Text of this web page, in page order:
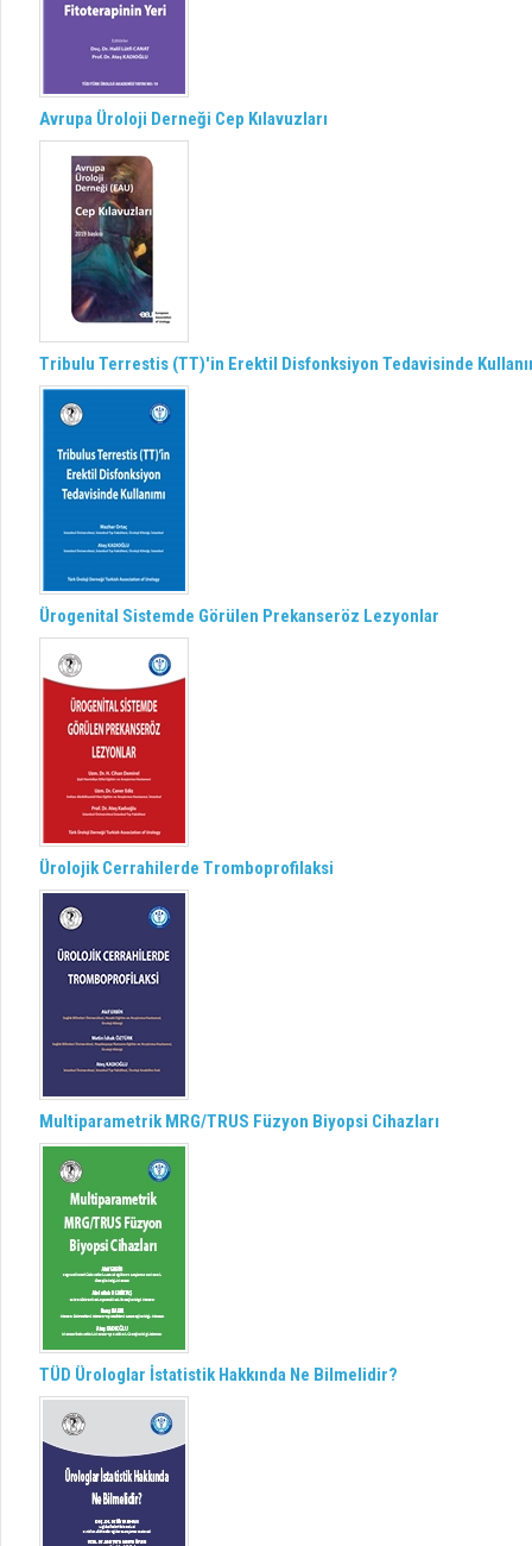
Avrupa Üroloji Derneği Cep Kılavuzları
Tribulu Terrestis (TT)'in Erektil Disfonksiyon Tedavisinde
Ürogenital Sistemde Görülen Prekanseröz Lezyonlar
Ürolojik Cerrahilerde Tromboprofilaksi
Multiparametrik MRG/TRUS Füzyon Biyopsi Cihazları
TÜD Ürologlar İstatistik Hakkında Ne Bilmelidir?